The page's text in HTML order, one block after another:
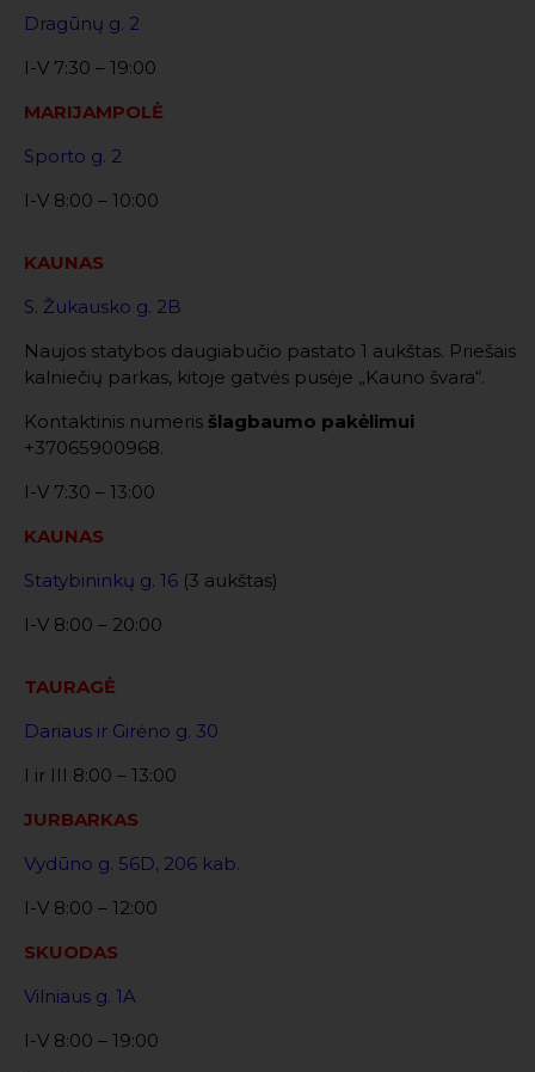
Dragūnų g. 2
I-V 7:30 – 19:00
MARIJAMPOLĖ
Sporto g. 2
I-V 8:00 – 10:00
KAUNAS
S. Žukausko g. 2B
Naujos statybos daugiabučio pastato 1 aukštas. Priešais
kalniečių parkas, kitoje gatvės pusėje „Kauno švara“.
Kontaktinis numeris šlagbaumo pakėlimui
+37065900968.
I-V 7:30 – 13:00
KAUNAS
Statybininkų g. 16 (3 aukštas)
I-V 8:00 – 20:00
TAURAGĖ
Dariaus ir Girėno g. 30
I ir III 8:00 – 13:00
JURBARKAS
Vydūno g. 56D, 206 kab.
I-V 8:00 – 12:00
SKUODAS
Vilniaus g. 1A
I-V 8:00 – 19:00